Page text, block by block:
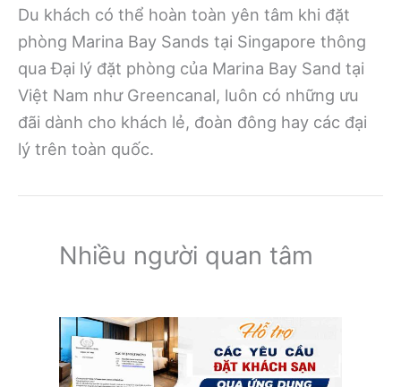
Du khách có thể hoàn toàn yên tâm khi đặt
phòng Marina Bay Sands tại Singapore thông
qua Đại lý đặt phòng của Marina Bay Sand tại
Việt Nam như Greencanal, luôn có những ưu
đãi dành cho khách lẻ, đoàn đông hay các đại
lý trên toàn quốc.
Nhiều người quan tâm